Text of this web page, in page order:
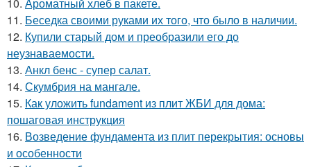
10. Ароматный хлеб в пакете.
11. Беседка своими руками их того, что было в наличии.
12. Купили старый дом и преобразили его до
неузнаваемости.
13. Анкл бенс - супер салат.
14. Скумбрия на мангале.
15. Как уложить fundament из плит ЖБИ для дома:
пошаговая инструкция
16. Возведение фундамента из плит перекрытия: основы
и особенности